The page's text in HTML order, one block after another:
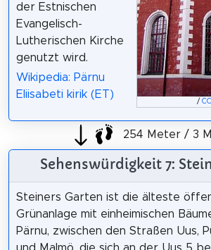
/
der Estnischen
Evangelisch-
Lutherischen Kirche
genutzt wird.
Wikipedia: Pärnu
Eliisabeti kirik (ET)
254 Meter / 3
Sehenswürdigkeit 7:
Steiners Garten ist die älteste
Grünanlage mit einheimischen
Pärnu, zwischen den Straßen Uus,